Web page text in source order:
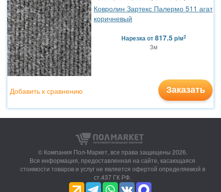
Ковролин Зартекс Палермо 511 агат
коричневый
Нарезкаот817.5р/м2
3м
Заказать
Добавить к сравнению
© Компания Пол-Маркет, все права защищены 2026.
Вся информация, предоставленная на сайте, касающаяся
стоимости товаров и услуг не является офертой определяемой в
ст.437 ГК РФ.